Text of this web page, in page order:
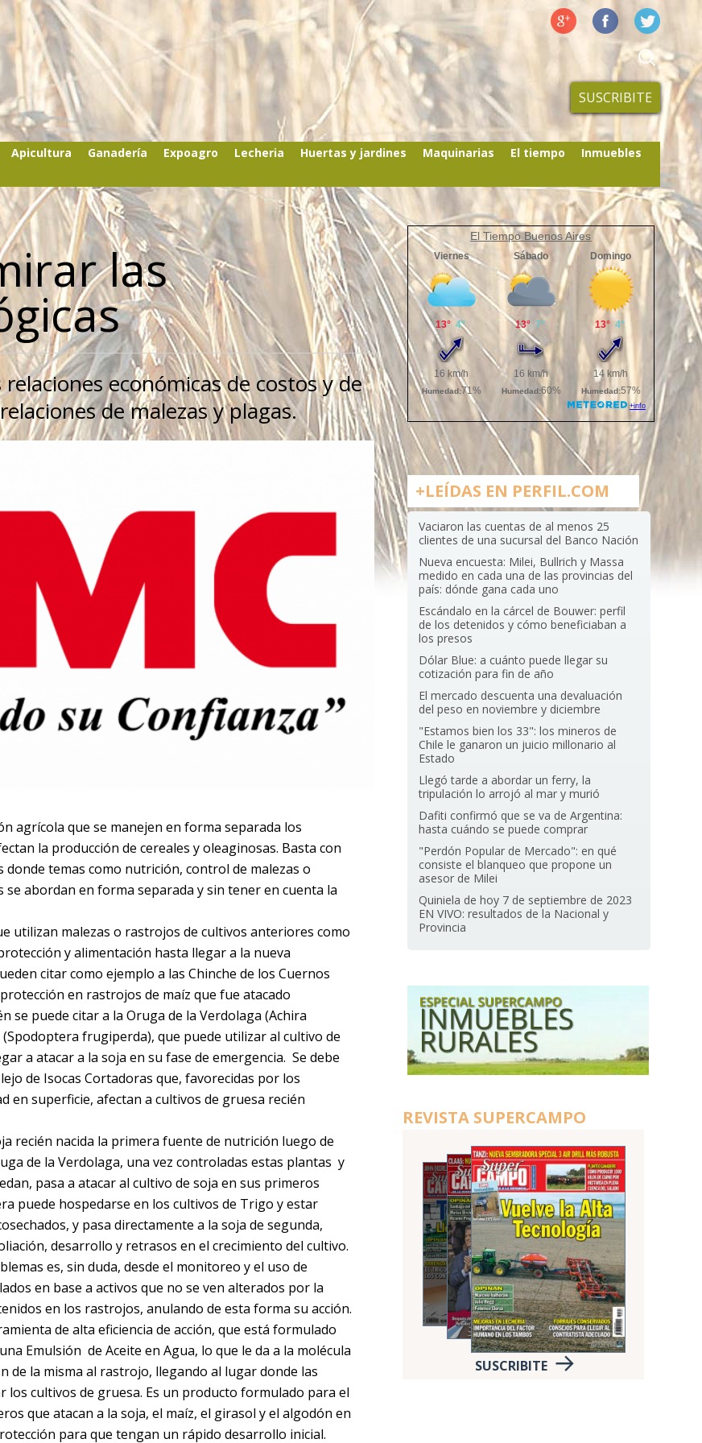
SUSCRIBITE
Apicultura Ganadería Expoagro Lecheria Huertas y jardines Maquinarias El tiempo
Inmuebles
las
económicas de costos y de
de malezas y plagas.
agrícola que se manejen en forma separada los
la producción de cereales y oleaginosas. Basta con
temas como nutrición, control de malezas o
abordan en forma separada y sin tener en cuenta la
utilizan malezas o rastrojos de cultivos anteriores como
y alimentación hasta llegar a la nueva
citar como ejemplo a las Chinche de los Cuernos
en rastrojos de maíz que fue atacado
se puede citar a la Oruga de la Verdolaga (Achira
frugiperda), que puede utilizar al cultivo de
a atacar a la soja en su fase de emergencia. Se debe
de Isocas Cortadoras que, favorecidas por los
en superficie, afectan a cultivos de gruesa recién
recién nacida la primera fuente de nutrición luego de
de la Verdolaga, una vez controladas estas plantas y
pasa a atacar al cultivo de soja en sus primeros
puede hospedarse en los cultivos de Trigo y estar
y pasa directamente a la soja de segunda,
desarrollo y retrasos en el crecimiento del cultivo.
es, sin duda, desde el monitoreo y el uso de
en base a activos que no se ven alterados por la
en los rastrojos, anulando de esta forma su acción.
de alta eficiencia de acción, que está formulado
Emulsión de Aceite en Agua, lo que le da a la molécula
de la misma al rastrojo, llegando al lugar donde las
los cultivos de gruesa. Es un producto formulado para el
que atacan a la soja, el maíz, el girasol y el algodón en
para que tengan un rápido desarrollo inicial.
El Tiempo Buenos Aires
+LEÍDAS EN PERFIL.COM
Vaciaron las cuentas de al menos 25
clientes de una sucursal del Banco Nación
Nueva encuesta: Milei, Bullrich y Massa
medido en cada una de las provincias del
país: dónde gana cada uno
Escándalo en la cárcel de Bouwer: perfil
de los detenidos y cómo beneficiaban a
los presos
Dólar Blue: a cuánto puede llegar su
cotización para fin de año
El mercado descuenta una devaluación
del peso en noviembre y diciembre
"Estamos bien los 33": los mineros de
Chile le ganaron un juicio millonario al
Estado
Llegó tarde a abordar un ferry, la
tripulación lo arrojó al mar y murió
Dafiti confirmó que se va de Argentina:
hasta cuándo se puede comprar
"Perdón Popular de Mercado": en qué
consiste el blanqueo que propone un
asesor de Milei
Quiniela de hoy 7 de septiembre de 2023
EN VIVO: resultados de la Nacional y
Provincia
REVISTA SUPERCAMPO
SUSCRIBITE